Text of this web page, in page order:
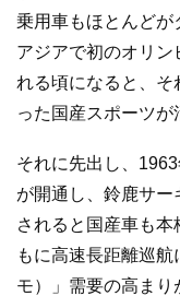
乗用車もほとんどが
アジアで初のオリン
れる頃になると、
った国産スポーツが
それに先出し、
が開通し、鈴鹿サ
されると国産車も
もに高速長距離巡
モ）」需要の高まり